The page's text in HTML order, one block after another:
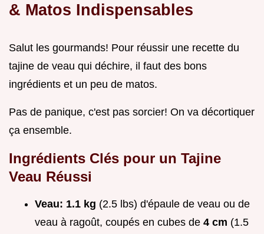
& Matos Indispensables
Salut les gourmands! Pour réussir une recette du
tajine de veau qui déchire, il faut des bons
ingrédients et un peu de matos.
Pas de panique, c'est pas sorcier! On va décortiquer
ça ensemble.
Ingrédients Clés pour un Tajine
Veau Réussi
Veau: 1.1 kg (2.5 lbs) d'épaule de veau ou de
veau à ragoût, coupés en cubes de 4 cm (1.5